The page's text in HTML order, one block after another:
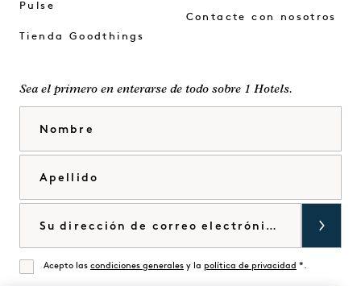
Pulse
Tienda Goodthings
Contacte con nosotros
Sea el primero en enterarse de todo sobre 1 Hotels.
De acuerdo
Acepto las condiciones generales y la política de privacidad *.